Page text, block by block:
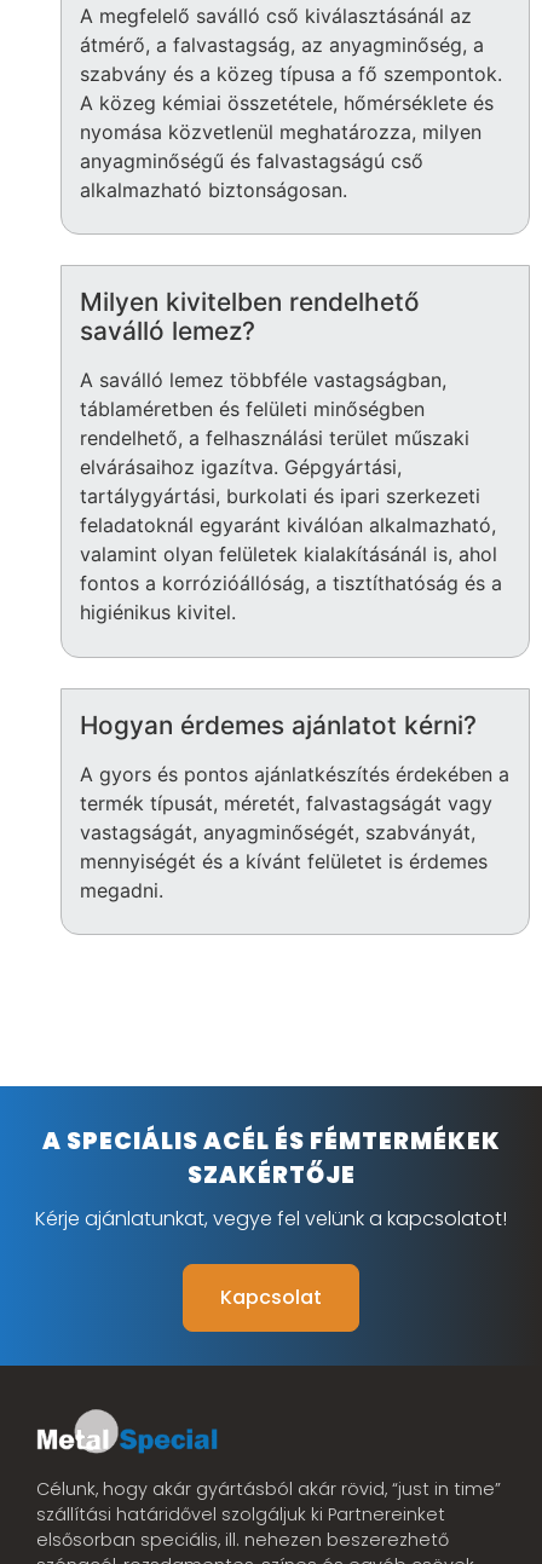
A megfelelő saválló cső kiválasztásánál az
átmérő, a falvastagság, az anyagminőség, a
szabvány és a közeg típusa a fő szempontok.
A közeg kémiai összetétele, hőmérséklete és
nyomása közvetlenül meghatározza, milyen
anyagminőségű és falvastagságú cső
alkalmazható biztonságosan.
Milyen kivitelben rendelhető
saválló lemez?
A saválló lemez többféle vastagságban,
táblaméretben és felületi minőségben
rendelhető, a felhasználási terület műszaki
elvárásaihoz igazítva. Gépgyártási,
tartálygyártási, burkolati és ipari szerkezeti
feladatoknál egyaránt kiválóan alkalmazható,
valamint olyan felületek kialakításánál is, ahol
fontos a korrózióállóság, a tisztíthatóság és a
higiénikus kivitel.
Hogyan érdemes ajánlatot kérni?
A gyors és pontos ajánlatkészítés érdekében a
termék típusát, méretét, falvastagságát vagy
vastagságát, anyagminőségét, szabványát,
mennyiségét és a kívánt felületet is érdemes
megadni.
A SPECIÁLIS ACÉL ÉS FÉMTERMÉKEK
SZAKÉRTŐJE
Kérje ajánlatunkat, vegye fel velünk a kapcsolatot!
Kapcsolat
Célunk, hogy akár gyártásból akár rövid, “just in time”
szállítási határidővel szolgáljuk ki Partnereinket
elsősorban speciális, ill. nehezen beszerezhető